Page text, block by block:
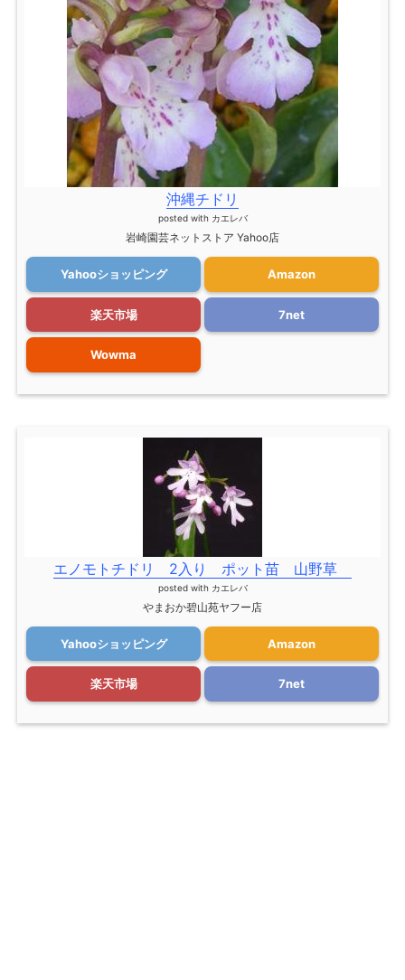
沖縄チドリ
posted with カエレバ
岩崎園芸ネットストア Yahoo店
Yahooショッピング Amazon
楽天市場 7net
Wowma
エノモトチドリ 2入り ポット苗 山野草
posted with カエレバ
やまおか碧山苑ヤフー店
Yahooショッピング Amazon
楽天市場 7net